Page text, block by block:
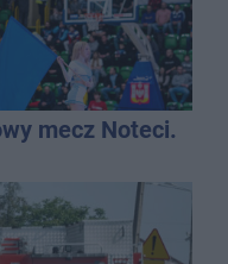
mecz Noteci.